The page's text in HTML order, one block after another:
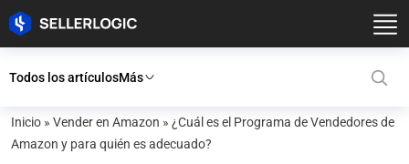
Todos los artículosMás
Inicio » Vender en Amazon » ¿Cuál es el Programa de Vendedores de
Amazon y para quién es adecuado?